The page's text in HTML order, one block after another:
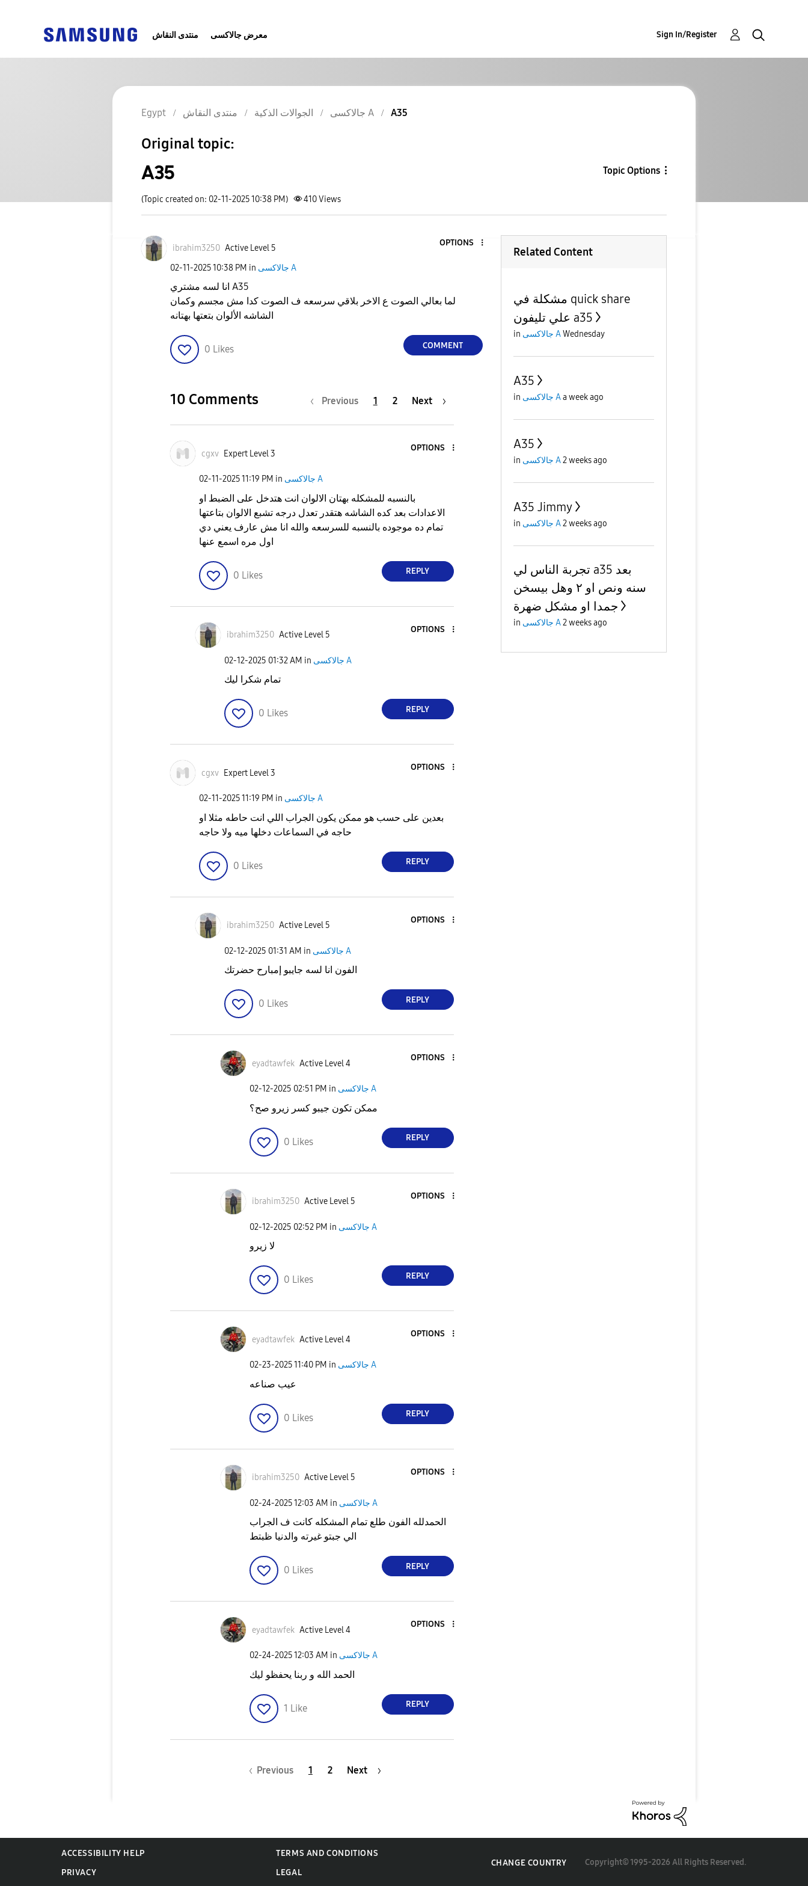
منتدى النقاش معرض جالاكسى Sign In/Register
Egypt منتدى النقاش الجوالات الذكية جالاكسى A A35
Original topic:
A35 Topic Options
(Topic created on: 02-11-2025 10:38 PM) 410Views
ibrahim3250 Active Level 5
OPTIONS
‎02-11-202510:38 PM in جالاكسى A
انا لسه مشتري A35
لما بعالي الصوت ع الاخر بلاقي سرسعه ف الصوت كدا مش مجسم وكمان
0 Likes COMMENT
10 Comments Previous 1 2 Next
cgxv Expert Level 3
OPTIONS
‎02-11-202511:19 PM in جالاكسى A
بالنسبه للمشكله بهتان الالوان انت هتدخل على الضبط او
الاعدادات بعد كده الشاشه هتقدر تعدل درجه تشبع الالوان بتاعتها
تمام ده موجوده بالنسبه للسرسعه والله انا مش عارف يعني دي
اول مره اسمع عنها
0 Likes REPLY
ibrahim3250 Active Level 5
OPTIONS
‎02-12-2025 01:32 AM in جالاكسى A
تمام شكرا ليك
0 Likes REPLY
cgxv Expert Level 3
OPTIONS
‎02-11-202511:19 PM in جالاكسى A
بعدين على حسب هو ممكن يكون الجراب اللي انت حاطه مثلا او
حاجه في السماعات دخلها ميه ولا حاجه
0 Likes REPLY
ibrahim3250 Active Level 5
OPTIONS
‎02-12-2025 01:31 AM in جالاكسى A
الفون انا لسه جايبو إمبارح حضرتك
0 Likes REPLY
eyadtawfek Active Level 4
OPTIONS
‎02-12-2025 02:51 PM in جالاكسى A
ممكن تكون جيبو كسر زيرو صح؟
0 Likes REPLY
ibrahim3250 Active Level 5
OPTIONS
‎02-12-2025 02:52 PM in جالاكسى A
لا زيرو
0 Likes REPLY
eyadtawfek Active Level 4
OPTIONS
‎02-23-202511:40 PM in جالاكسى A
عيب صناعه
0 Likes REPLY
ibrahim3250 Active Level 5
OPTIONS
‎02-24-202512:03 AM in جالاكسى A
الحمدلله الفون طلع تمام المشكله كانت ف الجراب
الي جبتو غيرته والدنيا ظبتط
0 Likes REPLY
eyadtawfek Active Level 4
OPTIONS
‎02-24-202512:03 AM in جالاكسى A
الحمد الله و ربنا يحفظو ليك
1 Like REPLY
Previous 1 2 Next
Related Content
مشكلة في quick share
علي تليفون a35
in جالاكسى AWednesday
A35
in جالاكسى Aa week ago
A35
in جالاكسى A2 weeks ago
A35 Jimmy
in جالاكسى A2 weeks ago
تجربة الناس لي a35 بعد
سنه ونص او ٢ وهل بيسخن
جمدا او مشكل ضهرة
in جالاكسى A2 weeks ago
ACCESSIBILITY HELP
TERMS AND CONDITIONS
PRIVACY
LEGAL
CHANGE COUNTRY Copyright© 1995-2026 All Rights Reserved.